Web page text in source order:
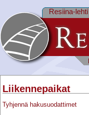
Resiina-lehti
Liikennepaikat
Tyhjennä hakusuodattimet